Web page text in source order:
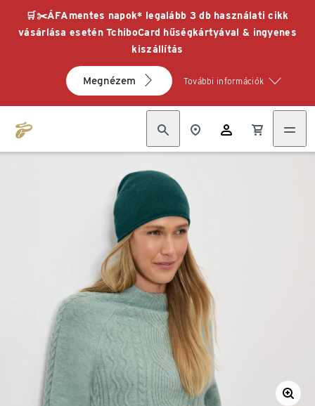
🛒✂️ÁFAmentes napok* legalább 3 db használati cikk
vásárlása esetén TchiboCard hűségkártyával & ingyenes
kiszállítás
Megnézem További információk